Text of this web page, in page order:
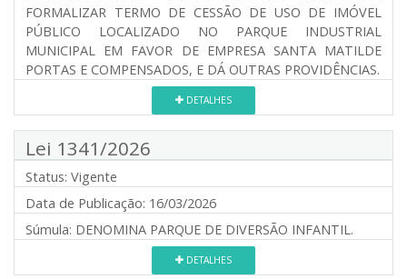
FORMALIZAR TERMO DE CESSÃO DE USO DE IMÓVEL
PÚBLICO LOCALIZADO NO PARQUE INDUSTRIAL
MUNICIPAL EM FAVOR DE EMPRESA SANTA MATILDE
PORTAS E COMPENSADOS, E DÁ OUTRAS PROVIDÊNCIAS.
DETALHES
Lei 1341/2026
Status: Vigente
Data de Publicação: 16/03/2026
Súmula: DENOMINA PARQUE DE DIVERSÃO INFANTIL.
DETALHES